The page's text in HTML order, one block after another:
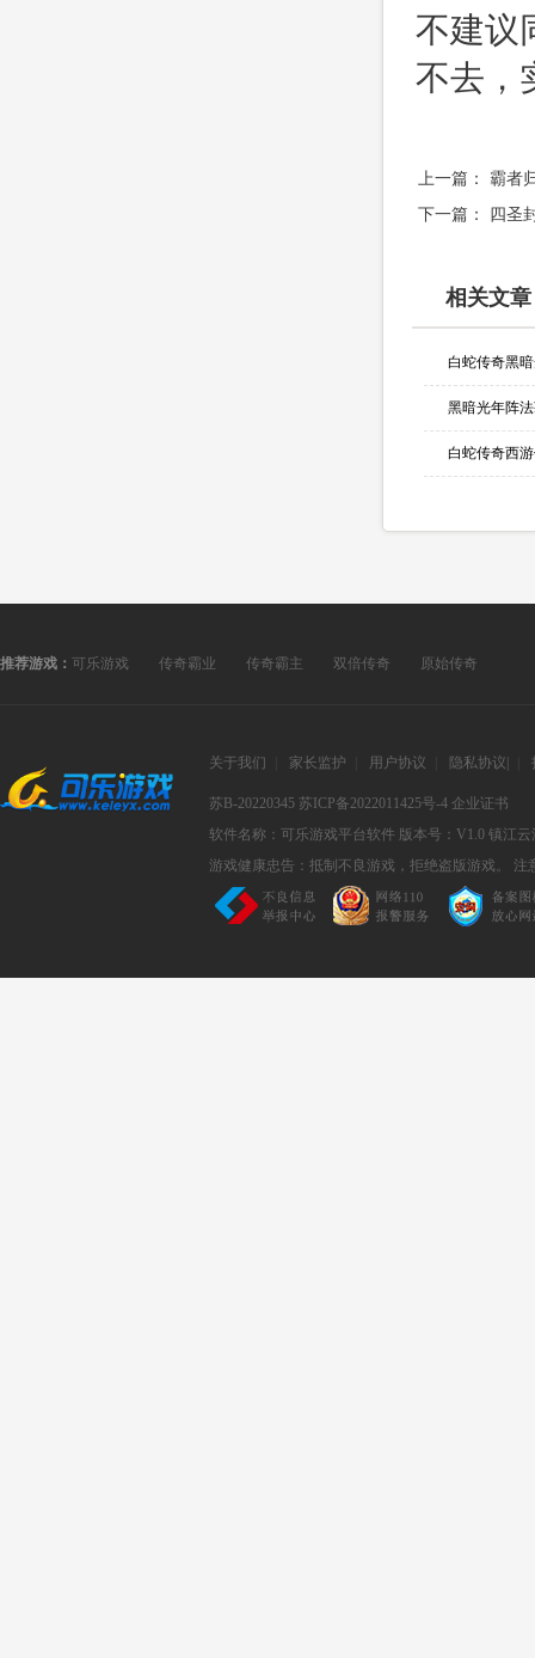
不建议
不去，
上一篇： 霸者
下一篇： 四圣
相关文章
黑暗光年阵
白蛇传奇西
推荐游戏： 可乐游戏 传奇霸业 传奇霸主 双倍传奇 原始传奇
关于我们 家长监护 用户协议 隐私协议|
苏B-20220345 苏ICP备2022011425号-4 企业证书
软件名称：可乐游戏平台软件 版本号：V1.0 镇江云
游戏健康忠告：抵制不良游戏，拒绝盗版游戏。